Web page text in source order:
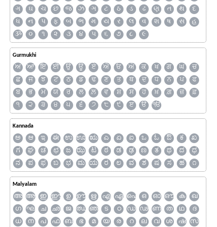
ગ
ઘ ચ છ જ ઝ ઞ ટ ઠ ડ ઢ ણ ત થ
દ
ધ
ન પ ફ બ ભ મ ય ર લ વ શ ષ સ
હ
ૐ
૦ ૧ ૨ ૩ ૪ ૫ ૬ ૭ ૮ ૯
Gurmukhi
ਅ ਆ ਇ ਈ ਉ ਊ ਏ ਐ ਓ ਔ ਕ ਖ ਗ ਘ
ਚ
ਛ
ਜ ਝ ਟ ਠ ਡ ਢ ਣ ਤ ਥ ਦ ਧ ਨ ਪ
ਫ
ਬ
ਭ ਮ ਯ ਰ ਲ ਲ਼ ਵ ਸ਼ ਸ ਹ ਖ਼ ਗ਼ ਜ਼
ਫ਼
੧
੨ ੩ ੪ ੫ ੬ ੭ ੮ ੯ ੲ ੳ ੴ
Kannada
ಅ ಆ ಇ ಈ ಉ ಊ ಋ ಎ ಏ ಐ ಒ ಓ ಔ ಕ
ಖ
ಗ
ಘ ಚ ಛ ಜ ಝ ಟ ಠ ಡ ಢ ಣ ತ ಥ ದ
ಧ
ನ
ಪ ಫ ಬ ಭ ಮ ಯ ರ ಲ ವ ಶ ಷ ಸ ಹ ೧
Malyalam
അ ആ ഇ ഈ ഉ ഊ ഋ എ ഏ ഐ ഒ ഓ ഔ ക
ഖ
ഗ
ഘ ച ഛ ജ ഝ ഞ ട ഠ ഡ ഢ ണ ത ഥ
ദ
ധ
ന പ ഫ ബ ഭ മ യ ര റ ല വ ശ ഷ
സ